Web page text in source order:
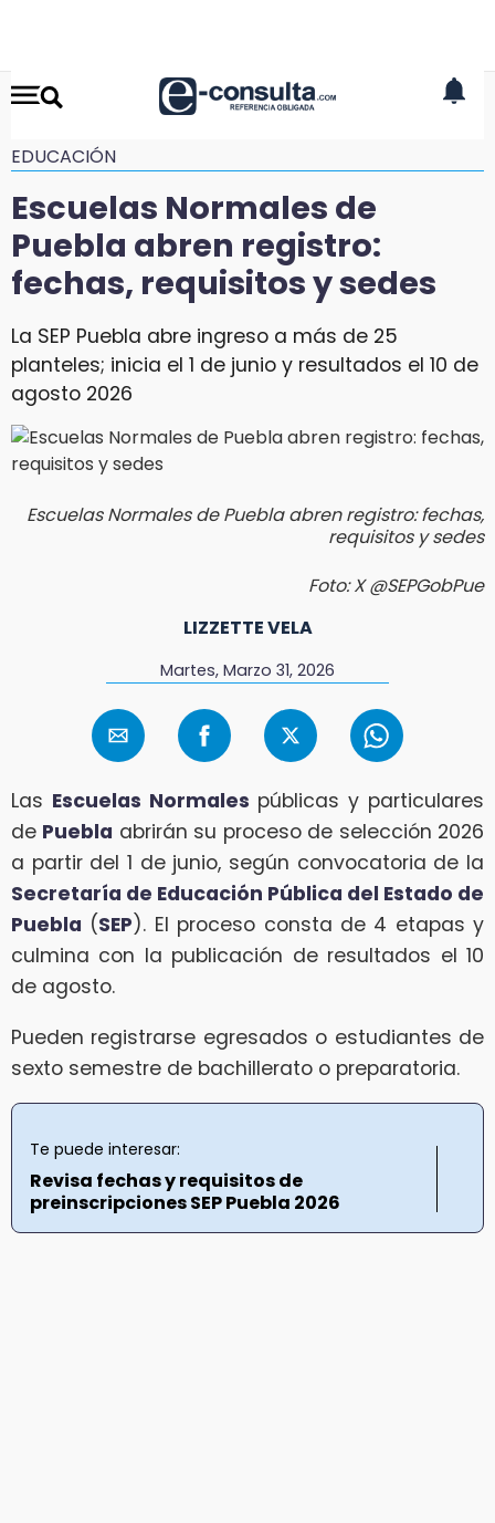
EDUCACIÓN
Escuelas Normales de
Puebla abren registro:
fechas, requisitos y sedes
La SEP Puebla abre ingreso a más de 25
planteles; inicia el 1 de junio y resultados el 10 de
agosto 2026
Escuelas Normales de Puebla abren registro: fechas,
requisitos y sedes
Foto: X @SEPGobPue
LIZZETTE VELA
Martes, Marzo 31, 2026
Las Escuelas Normales públicas y particulares
de Puebla abrirán su proceso de selección 2026
a partir del 1 de junio, según convocatoria de la
Secretaría de Educación Pública del Estado de
Puebla (SEP). El proceso consta de 4 etapas y
culmina con la publicación de resultados el 10
de agosto.
Pueden registrarse egresados o estudiantes de
sexto semestre de bachillerato o preparatoria.
Te puede interesar:
Revisa fechas y requisitos de
preinscripciones SEP Puebla 2026